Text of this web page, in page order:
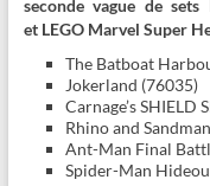
seconde vague de
et LEGO Marvel Super
The Batboat
Jokerland (76035)
Carnage’s SHIELD
Rhino and
Ant-Man Final
Spider-Man